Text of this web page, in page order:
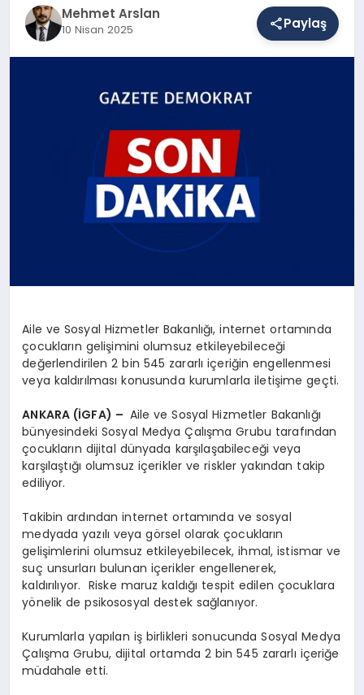
Mehmet Arslan
10 Nisan 2025 Paylaş
Aile ve Sosyal Hizmetler Bakanlığı, internet ortamında
çocukların gelişimini olumsuz etkileyebileceği
değerlendirilen 2 bin 545 zararlı içeriğin engellenmesi
veya kaldırılması konusunda kurumlarla iletişime geçti.
ANKARA (İGFA) – Aile ve Sosyal Hizmetler Bakanlığı
bünyesindeki Sosyal Medya Çalışma Grubu tarafından
çocukların dijital dünyada karşılaşabileceği veya
karşılaştığı olumsuz içerikler ve riskler yakından takip
ediliyor.
Takibin ardından internet ortamında ve sosyal
medyada yazılı veya görsel olarak çocukların
gelişimlerini olumsuz etkileyebilecek, ihmal, istismar ve
suç unsurları bulunan içerikler engellenerek,
kaldırılıyor. Riske maruz kaldığı tespit edilen çocuklara
yönelik de psikososyal destek sağlanıyor.
Kurumlarla yapılan iş birlikleri sonucunda Sosyal Medya
Çalışma Grubu, dijital ortamda 2 bin 545 zararlı içeriğe
müdahale etti.